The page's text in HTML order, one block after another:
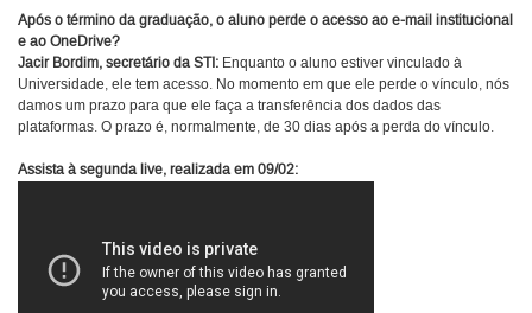
Após o término da graduação, o aluno perde o acesso ao e-mail institucional
e ao OneDrive?
Jacir Bordim, secretário da STI: Enquanto o aluno estiver vinculado à
Universidade, ele tem acesso. No momento em que ele perde o vínculo, nós
damos um prazo para que ele faça a transferência dos dados das
plataformas. O prazo é, normalmente, de 30 dias após a perda do vínculo.
Assista à segunda live, realizada em 09/02: